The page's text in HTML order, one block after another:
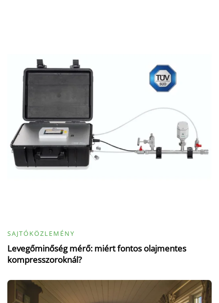
SAJTÓKÖZLEMÉNY
Levegőminőség mérő: miért fontos olajmentes
kompresszoroknál?